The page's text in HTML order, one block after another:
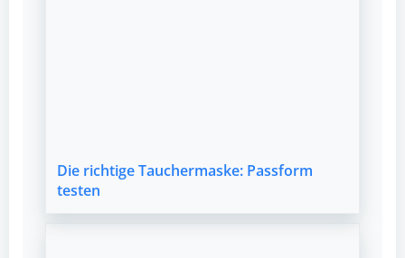
Die richtige Tauchermaske: Passform
testen